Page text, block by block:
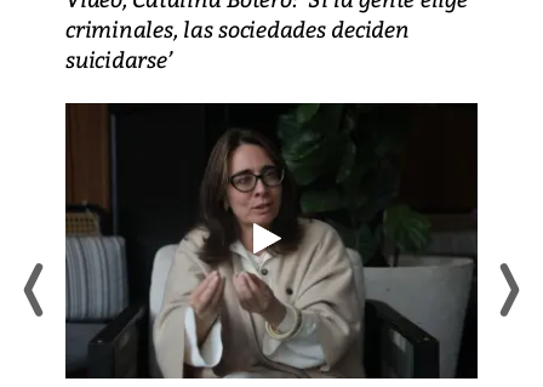
criminales, las sociedades deciden
suicidarse’